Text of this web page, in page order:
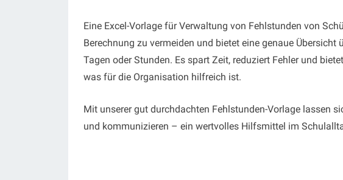
Eine Excel-Vorlage für Verwaltung von Fehlstunden von
Berechnung zu vermeiden und bietet eine genaue
Tagen oder Stunden. Es spart Zeit, reduziert Fehler und
was für die Organisation hilfreich ist.
Mit unserer gut durchdachten Fehlstunden-Vorlage lassen
und kommunizieren – ein wertvolles Hilfsmittel im